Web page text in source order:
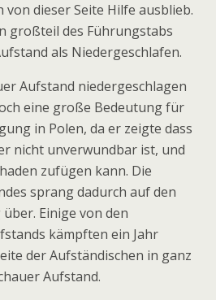
von dieser Seite Hilfe ausblieb.
großteil des Führungstabs
als Niedergeschlafen.
Aufstand niedergeschlagen
eine große Bedeutung für
in Polen, da er zeigte dass
nicht unverwundbar ist, und
zufügen kann. Die
sprang dadurch auf den
Einige von den
kämpften ein Jahr
der Aufständischen in ganz
Aufstand.